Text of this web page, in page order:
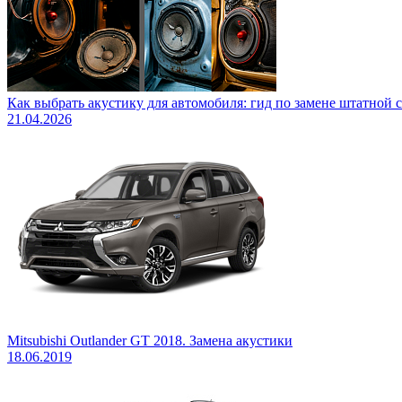
Как выбрать акустику для автомобиля: гид по замене штатной
21.04.2026
Mitsubishi Outlander GT 2018. Замена акустики
18.06.2019